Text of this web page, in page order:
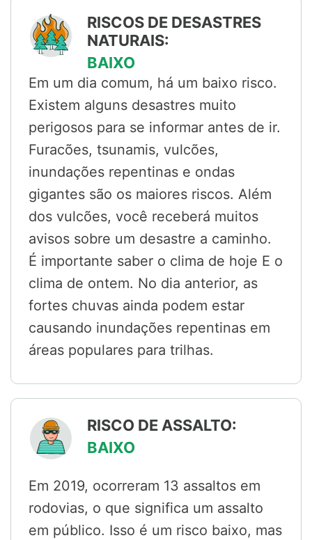
RISCOS DE DESASTRES
NATURAIS:
BAIXO
Em um dia comum, há um baixo risco.
Existem alguns desastres muito
perigosos para se informar antes de ir.
Furacões, tsunamis, vulcões,
inundações repentinas e ondas
gigantes são os maiores riscos. Além
dos vulcões, você receberá muitos
avisos sobre um desastre a caminho.
É importante saber o clima de hoje E o
clima de ontem. No dia anterior, as
fortes chuvas ainda podem estar
causando inundações repentinas em
áreas populares para trilhas.
RISCO DE ASSALTO:
BAIXO
Em 2019, ocorreram 13 assaltos em
rodovias, o que significa um assalto
em público. Isso é um risco baixo, mas